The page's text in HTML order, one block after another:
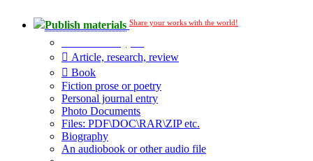
Publish materials Share your works with the world!
Article, research, review
Book
Fiction prose or poetry
Personal journal entry
Photo Documents
Files: PDF\DOC\RAR\ZIP etc.
Biography
An audiobook or other audio file